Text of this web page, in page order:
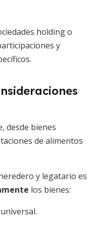
holding o
y
desde bienes
de alimentos
y legatario es
los bienes: